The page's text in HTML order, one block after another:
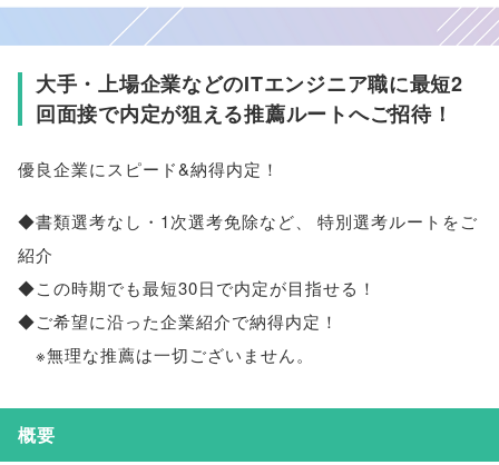
大手・上場企業などのITエンジニア職に最短2
回面接で内定が狙える推薦ルートへご招待！
優良企業にスピード&納得内定！
◆書類選考なし・1次選考免除など、
特別選考ルートをご
紹介
◆この時期でも最短30日で内定が目指せる！
◆ご希望に沿った企業紹介で納得内定！
※無理な推薦は一切ございません。
概要